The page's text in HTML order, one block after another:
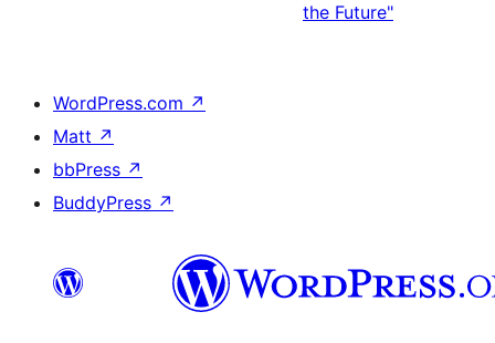
the Future"
WordPress.com ↗
Matt ↗
bbPress ↗
BuddyPress ↗